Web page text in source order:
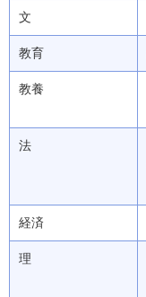
文
教育
教養
法
経済
理